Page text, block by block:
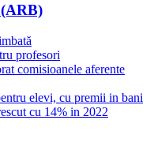
profesori
comisioanele aferente
elevi, cu premii in bani
cu 14% in 2022